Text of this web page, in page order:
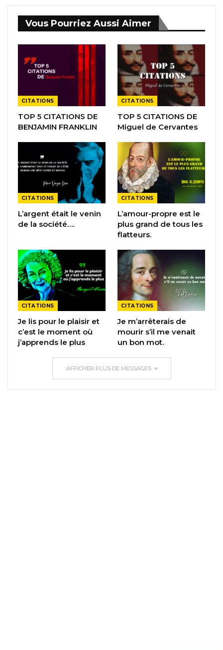
Vous Pourriez Aussi Aimer
CITATIONS
TOP 5 CITATIONS DE
BENJAMIN FRANKLIN
CITATIONS
TOP 5 CITATIONS DE
Miguel de Cervantes
CITATIONS
L’argent était le venin
de la société….
CITATIONS
L’amour-propre est le
plus grand de tous les
flatteurs.
CITATIONS
Je lis pour le plaisir et
c’est le moment où
j’apprends le plus
CITATIONS
Je m’arrêterais de
mourir s’il me venait
un bon mot.
AFFICHER PLUS DE MESSAGES